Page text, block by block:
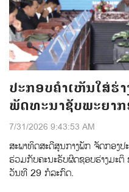
ປະກອບຄຳເຫັນໃສ່ຮ່
ພັດທະນາຊັບພະຍາ
7/31/2026 9:43:53 AM
ສະພາທິດສະດີສູນກາງພັກ ຈັດກອງປ
ຮ່ວມກັບຄະນະຮັບຜິດຊອບຮ່າງມະຕິ
ວັນທີ 29 ກໍລະກົດ.